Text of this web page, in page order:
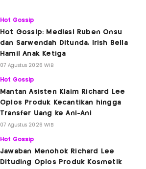
Hot Gossip
Hot Gossip: Mediasi Ruben Onsu
dan Sarwendah Ditunda, Irish Bella
Hamil Anak Ketiga
07 Agustus 2026 WIB
Hot Gossip
Mantan Asisten Klaim Richard Lee
Oplos Produk Kecantikan hingga
Transfer Uang ke Ani-Ani
07 Agustus 2026 WIB
Hot Gossip
Jawaban Menohok Richard Lee
Dituding Oplos Produk Kosmetik